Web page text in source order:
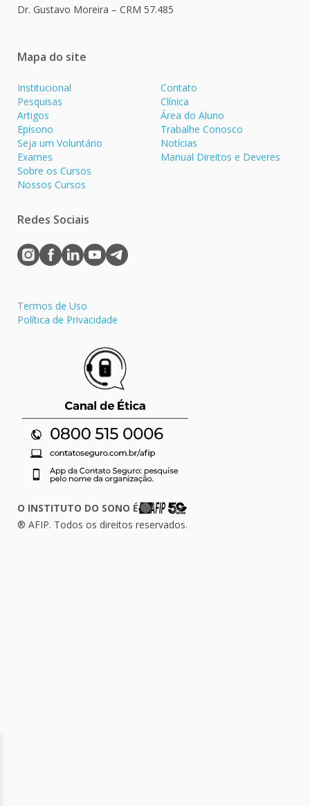
Dr. Gustavo Moreira – CRM 57.485
Mapa do site
Institucional
Pesquisas
Artigos
Episono
Seja um Voluntário
Exames
Sobre os Cursos
Nossos Cursos
Contato
Clínica
Área do Aluno
Trabalhe Conosco
Notícias
Manual Direitos e Deveres
Redes Sociais
Termos de Uso
Política de Privacidade
O INSTITUTO DO SONO É
® AFIP. Todos os direitos reservados.